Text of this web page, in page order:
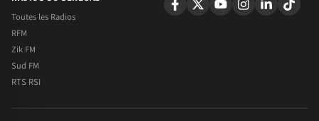
Toutes les Radios
RFM
Zik FM
Sud FM
RTS RSI